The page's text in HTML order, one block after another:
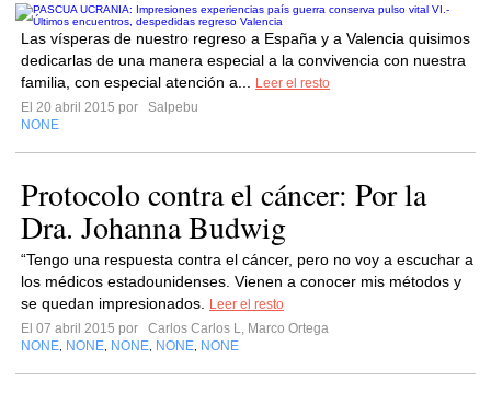
Las vísperas de nuestro regreso a España y a Valencia quisimos
dedicarlas de una manera especial a la convivencia con nuestra
familia, con especial atención a...
Leer el resto
El 20 abril 2015 por
Salpebu
NONE
Protocolo contra el cáncer: Por la
Dra. Johanna Budwig
“Tengo una respuesta contra el cáncer, pero no voy a escuchar a
los médicos estadounidenses. Vienen a conocer mis métodos y
se quedan impresionados.
Leer el resto
El 07 abril 2015 por
Carlos Carlos L, Marco Ortega
NONE NONE NONE NONE NONE